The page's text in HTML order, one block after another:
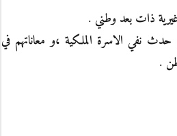
ذات بعد وطني .
نفي الاسرة الملكية ،و معاناتهم في
.